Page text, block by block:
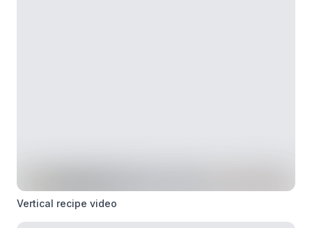
Vertical recipe video